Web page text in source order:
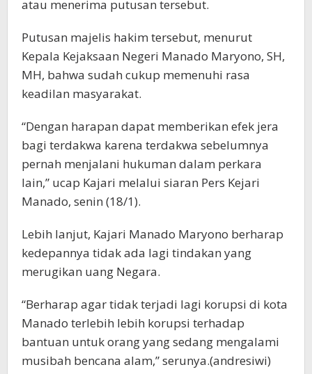
atau menerima putusan tersebut.
Putusan majelis hakim tersebut, menurut
Kepala Kejaksaan Negeri Manado Maryono, SH,
MH, bahwa sudah cukup memenuhi rasa
keadilan masyarakat.
“Dengan harapan dapat memberikan efek jera
bagi terdakwa karena terdakwa sebelumnya
pernah menjalani hukuman dalam perkara
lain,” ucap Kajari melalui siaran Pers Kejari
Manado, senin (18/1).
Lebih lanjut, Kajari Manado Maryono berharap
kedepannya tidak ada lagi tindakan yang
merugikan uang Negara.
“Berharap agar tidak terjadi lagi korupsi di kota
Manado terlebih lebih korupsi terhadap
bantuan untuk orang yang sedang mengalami
musibah bencana alam,” serunya.(andresiwi)